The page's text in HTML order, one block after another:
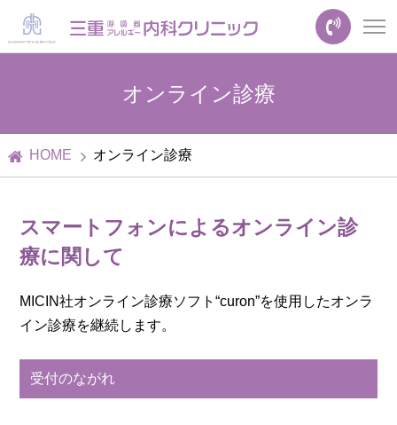
オンライン診療
HOME オンライン診療
スマートフォンによるオンライン診
療に関して
MICIN社オンライン診療ソフト“curon”を使用したオンラ
イン診療を継続します。
受付のながれ